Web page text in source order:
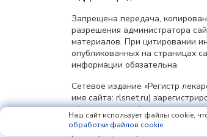
Запрещена передача,
разрешения администратора
материалов. При цитировании
опубликованных на страницах
информации обязательна.
Сетевое издание «Регистр
имя сайта: rlsnet.ru)
сфере связи, информационных
(Роскомнадзор),
регистрации: серия Эл № ФС77-
Наш сайт использует файлы cookie,
обработки файлов cookie.